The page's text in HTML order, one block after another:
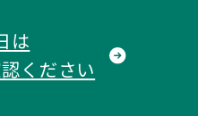
は
ください